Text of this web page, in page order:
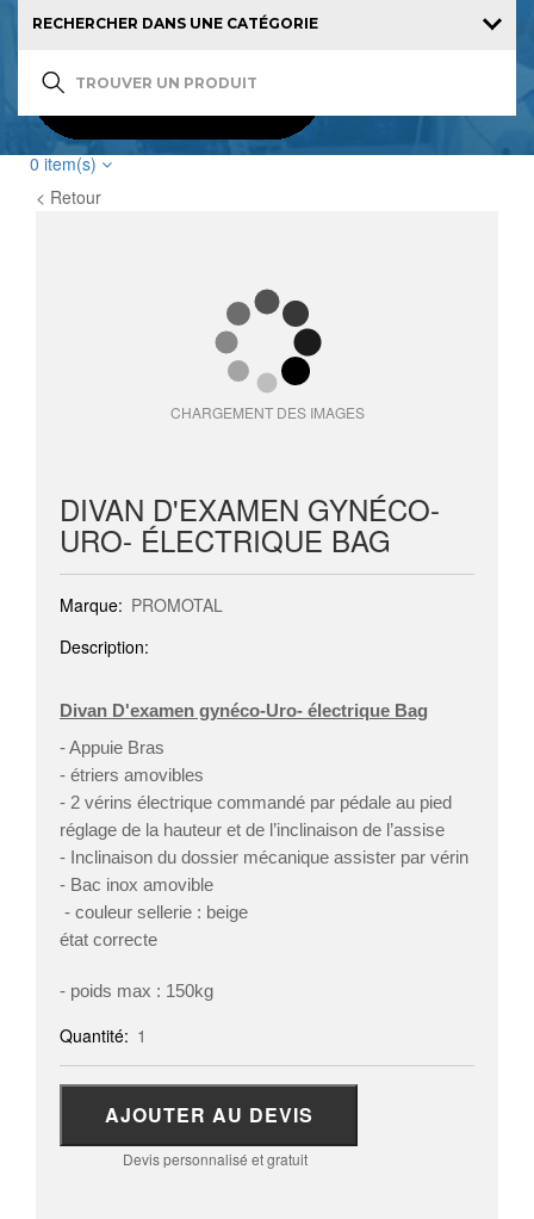
0 item(s)
< Retour
CHARGEMENT DES IMAGES
DIVAN D'EXAMEN GYNÉCO-
URO- ÉLECTRIQUE BAG
Marque: PROMOTAL
Description:
Divan D'examen gynéco-Uro- électrique Bag
- Appuie Bras
- étriers amovibles
- 2 vérins électrique commandé par pédale au pied
réglage de la hauteur et de l’inclinaison de l’assise
- Inclinaison du dossier mécanique assister par vérin
- Bac inox amovible
- couleur sellerie : beige
état correcte
- poids max : 150kg
Quantité: 1
AJOUTER AU DEVIS
Devis personnalisé et gratuit